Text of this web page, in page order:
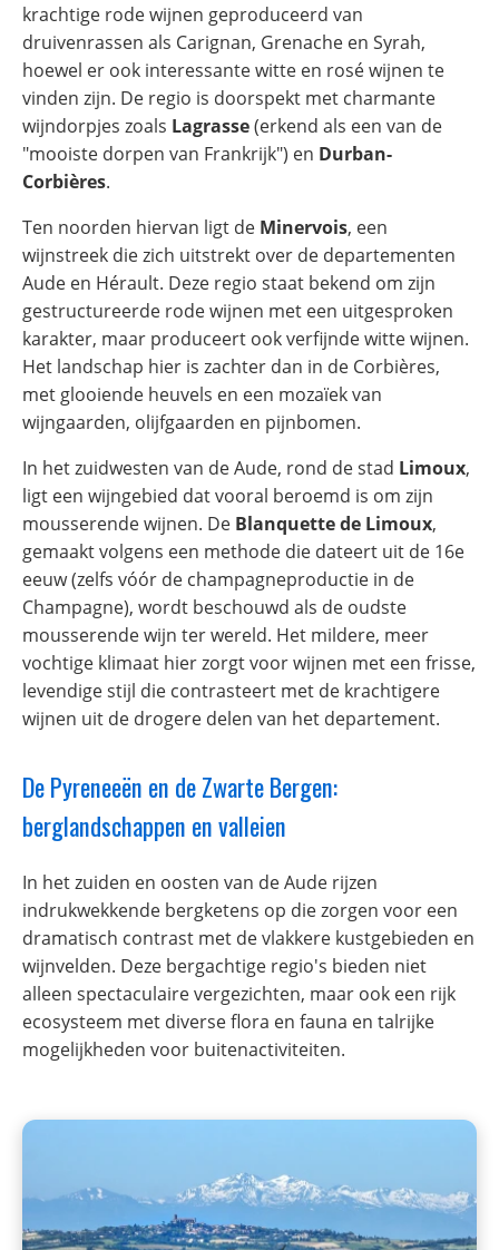
krachtige rode wijnen geproduceerd van
druivenrassen als Carignan, Grenache en Syrah,
hoewel er ook interessante witte en rosé wijnen te
vinden zijn. De regio is doorspekt met charmante
wijndorpjes zoals Lagrasse(erkend als een van de
"mooiste dorpen van Frankrijk") en Durban-
Corbières.
Ten noorden hiervan ligt de Minervois, een
wijnstreek die zich uitstrekt over de departementen
Aude en Hérault. Deze regio staat bekend om zijn
gestructureerde rode wijnen met een uitgesproken
karakter, maar produceert ook verfijnde witte wijnen.
Het landschap hier is zachter dan in de Corbières,
met glooiende heuvels en een mozaïek van
wijngaarden, olijfgaarden en pijnbomen.
In het zuidwesten van de Aude, rond de stad Limoux,
ligt een wijngebied dat vooral beroemd is om zijn
mousserende wijnen. De Blanquette de Limoux,
gemaakt volgens een methode die dateert uit de 16e
eeuw (zelfs vóór de champagneproductie in de
Champagne), wordt beschouwd als de oudste
mousserende wijn ter wereld. Het mildere, meer
vochtige klimaat hier zorgt voor wijnen met een frisse,
levendige stijl die contrasteert met de krachtigere
wijnen uit de drogere delen van het departement.
De Pyreneeën en de Zwarte Bergen:
berglandschappen en valleien
In het zuiden en oosten van de Aude rijzen
indrukwekkende bergketens op die zorgen voor een
dramatisch contrast met de vlakkere kustgebieden en
wijnvelden. Deze bergachtige regio's bieden niet
alleen spectaculaire vergezichten, maar ook een rijk
ecosysteem met diverse flora en fauna en talrijke
mogelijkheden voor buitenactiviteiten.